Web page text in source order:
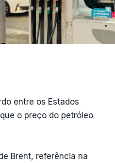
entre os Estados
o preço do petróleo
Brent, referência na